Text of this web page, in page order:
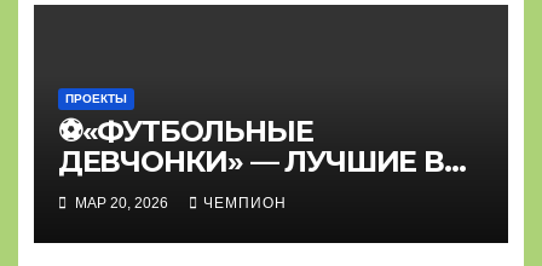
ПРОЕКТЫ
⚽«ФУТБОЛЬНЫЕ
ДЕВЧОНКИ» — ЛУЧШИЕ В
КРАСНОДАРСКОМ КРАЕ⚽
МАР 20, 2026 ЧЕМПИОН